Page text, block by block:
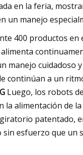
en la feria,
un manejo
400 productos en
manejo cuidadoso
continúan a un
Luego, los robots
alimentación de
patentado,
esfuerzo que un